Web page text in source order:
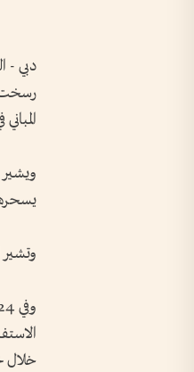
دبي -
رسخت
ويشير
وتشير التقديرات